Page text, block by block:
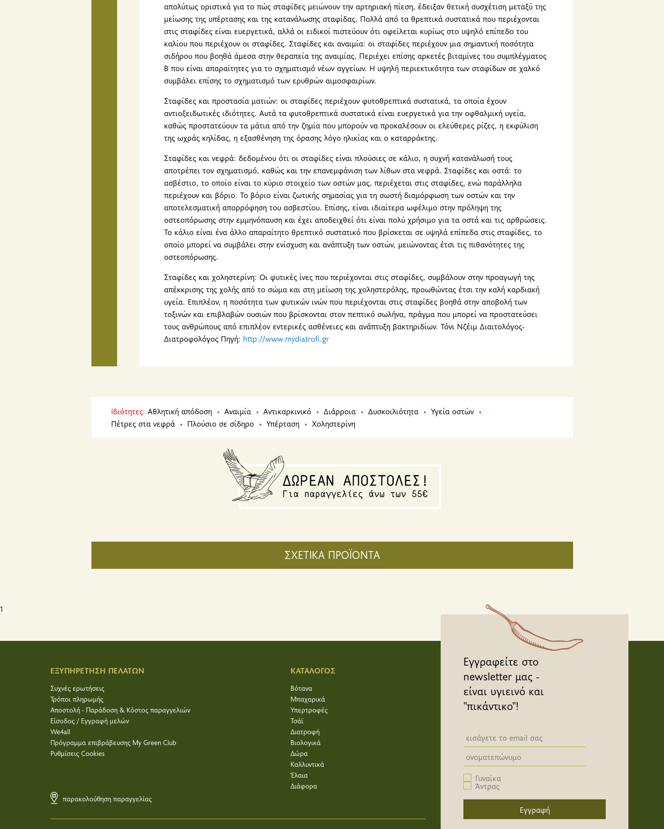
απολύτως οριστικά για το πώς σταφίδες μειώνουν την αρτηριακή πίεση, έδειξαν θετική συσχέτιση μεταξύ της
μείωσης της υπέρτασης και της κατανάλωσης σταφίδας. Πολλά από τα θρεπτικά συστατικά που περιέχονται
στις σταφίδες είναι ευεργετικά, αλλά οι ειδικοί πιστεύουν ότι οφείλεται κυρίως στο υψηλό επίπεδο του
καλίου που περιέχουν οι σταφίδες. Σταφίδες και αναιμία: οι σταφίδες περιέχουν μια σημαντική ποσότητα
σιδήρου που βοηθά άμεσα στην θεραπεία της αναιμίας. Περιέχει επίσης αρκετές βιταμίνες του συμπλέγματος
Β που είναι απαραίτητες για το σχηματισμό νέων αγγείων. Η υψηλή περιεκτικότητα των σταφίδων σε χαλκό
συμβάλει επίσης το σχηματισμό των ερυθρών αιμοσφαιρίων.
Σταφίδες και προστασία ματιών: οι σταφίδες περιέχουν φυτοθρεπτικά συστατικά, τα οποία έχουν
αντιοξειδωτικές ιδιότητες. Αυτά τα φυτοθρεπτικά συστατικά είναι ευεργετικά για την οφθαλμική υγεία,
καθώς προστατεύουν τα μάτια από την ζημία που μπορούν να προκαλέσουν οι ελεύθερες ρίζες, η εκφύλιση
της ωχράς κηλίδας, η εξασθένηση της όρασης λόγο ηλικίας και ο καταρράκτης.
Σταφίδες και νεφρά: δεδομένου ότι οι σταφίδες είναι πλούσιες σε κάλιο, η συχνή κατανάλωσή τους
αποτρέπει τον σχηματισμό, καθώς και την επανεμφάνιση των λίθων στα νεφρά. Σταφίδες και οστά: το
ασβέστιο, το οποίο είναι το κύριο στοιχείο των οστών μας, περιέχεται στις σταφίδες, ενώ παράλληλα
περιέχουν και βόριο. Το βόριο είναι ζωτικής σημασίας για τη σωστή διαμόρφωση των οστών και την
αποτελεσματική απορρόφηση του ασβεστίου. Επίσης, είναι ιδιαίτερα ωφέλιμο στην πρόληψη της
οστεοπόρωσης στην εμμηνόπαυση και έχει αποδειχθεί ότι είναι πολύ χρήσιμο για τα οστά και τις αρθρώσεις.
Το κάλιο είναι ένα άλλο απαραίτητο θρεπτικό συστατικό που βρίσκεται σε υψηλά επίπεδα στις σταφίδες, το
οποίο μπορεί να συμβάλει στην ενίσχυση και ανάπτυξη των οστών, μειώνοντας έτσι τις πιθανότητες της
οστεοπόρωσης.
Σταφίδες και χοληστερίνη: Οι φυτικές ίνες που περιέχονται στις σταφίδες, συμβάλουν στην προαγωγή της
απέκκρισης της χολής από το σώμα και στη μείωση της χοληστερόλης, προωθώντας έτσι την καλή καρδιακή
υγεία. Επιπλέον, η ποσότητα των φυτικών ινών που περιέχονται στις σταφίδες βοηθά στην αποβολή των
τοξινών και επιβλαβών ουσιών που βρίσκονται στον πεπτικό σωλήνα, πράγμα που μπορεί να προστατεύσει
τους ανθρώπους από επιπλέον εντερικές ασθένειες και ανάπτυξη βακτηριδίων. Τόνι Νζέιμ Διαιτολόγος-
Διατροφολόγος Πηγή: http://www.mydiatrofi.gr
Ιδιότητες: Αθλητική απόδοση Αναιμία Αντικαρκινικό Διάρροια Δυσκοιλιότητα
Υγεία οστών
Πέτρες στα νεφρά
Πλούσιο σε σίδηρο Υπέρταση Χοληστερίνη
ΣΧΕΤΙΚΑ ΠΡΟΪΟΝΤΑ
1
ΕΞΥΠΗΡΕΤΗΣΗ ΠΕΛΑΤΩΝ
Συχνές ερωτήσεις
Τρόποι πληρωμής
Αποστολή - Παράδοση & Κόστος παραγγελιών
Είσοδος / Εγγραφή μελών
We4all
Πρόγραμμα επιβράβευσης My Green Club
Ρυθμίσεις Cookies
παρακολούθηση παραγγελίας
ΚΑΤΑΛΟΓΟΣ
Βότανα
Μπαχαρικά
Υπερτροφές
Τσάϊ
Διατροφή
Βιολογικά
Δώρα
Καλλυντικά
Έλαια
Διάφορα
Εγγραφείτε στο
newsletter μας -
είναι υγιεινό και
"πικάντικο"!
Newsletter email input field
Newsletter email input field
Γυναίκα
Άντρας
Εγγραφή